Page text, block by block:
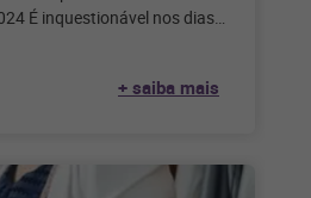
É inquestionável nos dias
+ saiba mais